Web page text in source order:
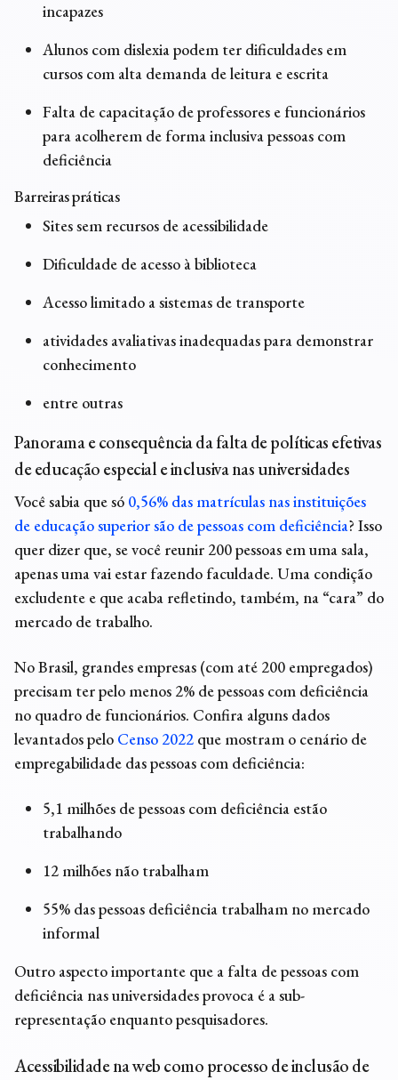
incapazes
Alunos com dislexia podem ter dificuldades em
cursos com alta demanda de leitura e escrita
Falta de capacitação de professores e funcionários
para acolherem de forma inclusiva pessoas com
deficiência
Barreiras práticas
Sites sem recursos de acessibilidade
Dificuldade de acesso à biblioteca
Acesso limitado a sistemas de transporte
atividades avaliativas inadequadas para demonstrar
conhecimento
entre outras
Panorama e consequência da falta de políticas efetivas
deeducação especial e inclusivanas universidades
Você sabia que só 0,56% das matrículas nas instituições
de educação superior são de pessoas com deficiência? Isso
quer dizer que, se você reunir 200 pessoas em uma sala,
apenas uma vai estar fazendo faculdade. Uma condição
excludente e que acaba refletindo, também, na “cara” do
mercado de trabalho.
No Brasil, grandes empresas (com até 200 empregados)
precisam ter pelo menos 2% de pessoas com deficiência
no quadro de funcionários. Confira alguns dados
levantados pelo Censo 2022 que mostram o cenário de
empregabilidade das pessoas com deficiência:
5,1 milhões de pessoas com deficiência estão
trabalhando
12 milhões não trabalham
55% das pessoas deficiência trabalham no mercado
informal
Outro aspecto importante que a falta de pessoas com
deficiência nas universidades provoca é a sub-
representação enquanto pesquisadores.
Acessibilidade na web como processo deinclusão de